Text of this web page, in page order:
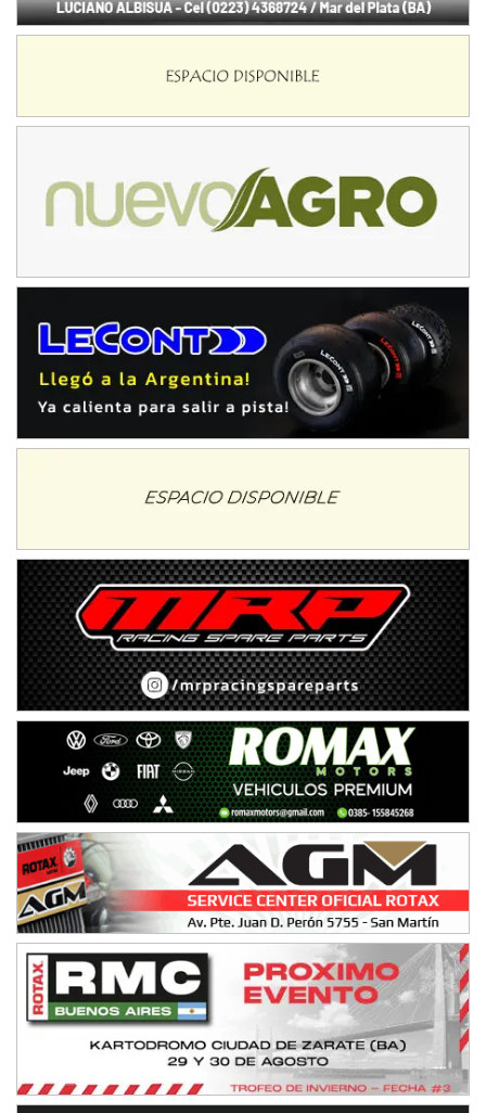
Ciudad de Avellaneda (Asfalto)
Avellaneda (Santa Fe)
José Samuel Sánchez (Tierra)
El Timbó (Tucumán)